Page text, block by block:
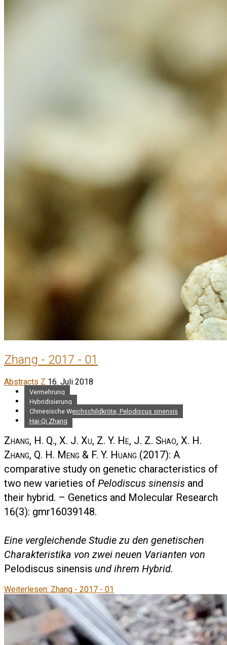
Zhang - 2017 - 01
Abstracts Z 16. Juli 2018
Vermehrung
Hybridisierung
Chinesische Weichschildkröte, Pelodiscus sinensis
Hai-Qi Zhang
Zhang, H. Q., X. J. Xu, Z. Y. He, J. Z. Shao, X. H.
Zhang, Q. H. Meng & F. Y. Huang (2017): A
comparative study on genetic characteristics of
two new varieties of Pelodiscus sinensis and
their hybrid. – Genetics and Molecular Research
16(3): gmr16039148.
Eine vergleichende Studie zu den genetischen
Charakteristika von zwei neuen Varianten von
Pelodiscus sinensis und ihrem Hybrid.
Weiterlesen: Zhang - 2017 - 01